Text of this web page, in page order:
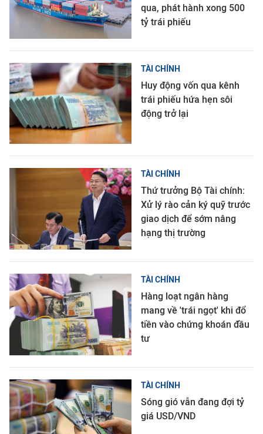
qua, phát hành xong 500
tỷ trái phiếu
TÀI CHÍNH
Huy động vốn qua kênh
trái phiếu hứa hẹn sôi
động trở lại
TÀI CHÍNH
Thứ trưởng Bộ Tài chính:
Xử lý rào cản ký quỹ trước
giao dịch để sớm nâng
hạng thị trường
TÀI CHÍNH
Hàng loạt ngân hàng
mang về 'trái ngọt' khi đổ
tiền vào chứng khoán đầu
tư
TÀI CHÍNH
Sóng gió vẫn đang đợi tỷ
giá USD/VND